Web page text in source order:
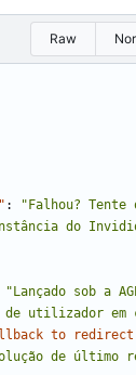
Raw
: "Falhou?
do
"Lançado sob a
de utilizador em
to
de